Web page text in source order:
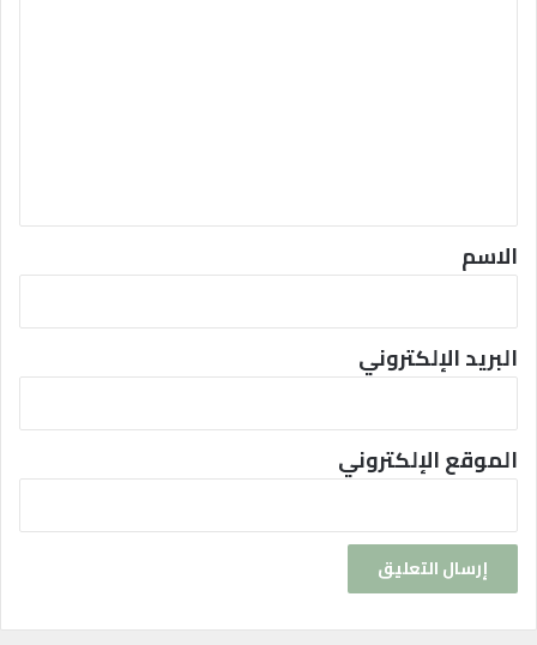
*
الاسم
البريد الإلكتروني
الموقع الإلكتروني